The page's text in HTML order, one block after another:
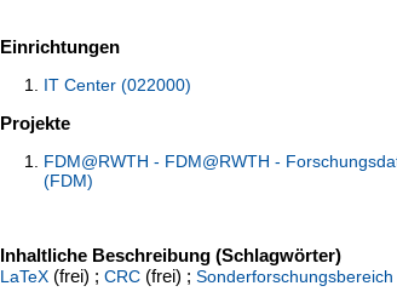
Einrichtungen
IT Center (022000)
Projekte
FDM@RWTH - FDM@RWTH -
(FDM)
Inhaltliche Beschreibung (Schlagwörter)
LaTeX (frei) ; CRC (frei) ; Sonderforschungsbereich